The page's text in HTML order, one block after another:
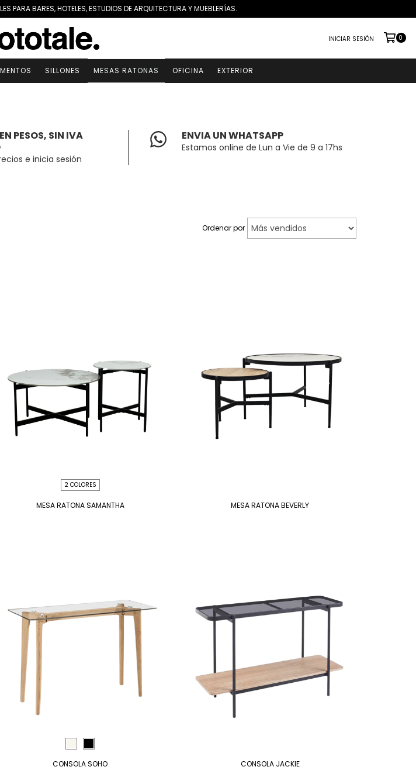
PARA BARES, HOTELES, ESTUDIOS DE ARQUITECTURA Y MUEBLERÍAS.
INICIAR SESIÓN 0
SILLONES MESAS RATONAS OFICINA EXTERIOR
PESOS, SIN IVA
e inicia sesión
ENVIA UN WHATSAPP
Estamos online de Lun a Vie de 9 a 17hs
Ordenar por
2 COLORES
MESA RATONA SAMANTHA MESA RATONA BEVERLY
CONSOLA SOHO CONSOLA JACKIE